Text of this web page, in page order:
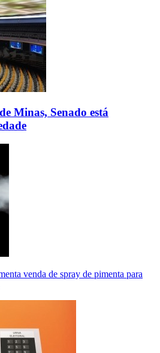
Minas, Senado está
venda de spray de pimenta para